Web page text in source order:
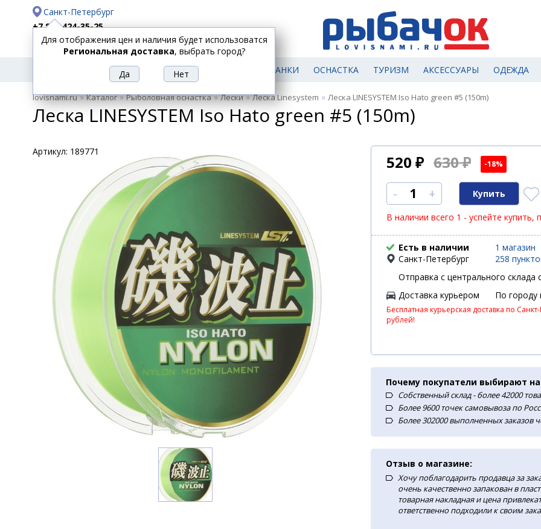
Санкт-Петербург
+7 812 424-35-25
Доставка
Оплата
Для отображения цен и наличия будет использоватся
Региональная доставка, выбрать город?
РЫБОЛОВНЫЕ
ТОВАРЫ
СПИННИНГИ КАТУШКИ ПРИМАНКИ ОСНАСТКА ТУРИЗМ АКСЕССУАРЫ ОДЕЖДА
lovisnami.ru»Каталог»Рыболовная оснастка»Лески»Леска Linesystem » Леска LINESYSTEM Iso Hato green #5 (150m)
Леска LINESYSTEM Iso Hato green #5 (150m)
Артикул: 189771
520 ₽ 630 ₽ -18%
- +
В наличии всего 1 - успейте купить,
Есть в наличии
1 магазин
Санкт-Петербург
258
Отправка с центрального склада
Доставка курьером
По городу
Бесплатная курьерская доставка по
рублей!
Почему покупатели выбирают
Собственный склад - более 42000
Более 9600 точек самовывоза по
Более 302000 выполненных заказов
Отзыв о магазине:
Хочу поблагодарить продавца за
очень качественно запакован в
товарная накладная и цена
ответственно подходили к своим